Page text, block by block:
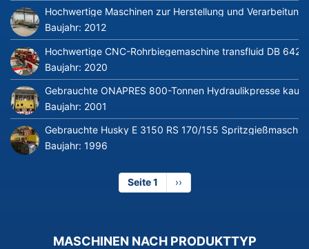
Hochwertige Maschinen zur Herstellung und
Baujahr: 2012
Hochwertige CNC-Rohrbiegemaschine transfluid DB
Baujahr: 2020
Gebrauchte ONAPRES 800-Tonnen Hydraulikpresse
Baujahr: 2001
Gebrauchte Husky E 3150 RS 170/155
Baujahr: 1996
Seite 1
Nächste
Seite
››
MASCHINEN NACH PRODUKTTYP